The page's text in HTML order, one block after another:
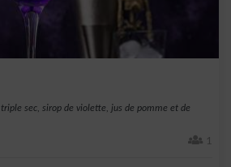
sec, sirop de violette, jus de pomme et de
1